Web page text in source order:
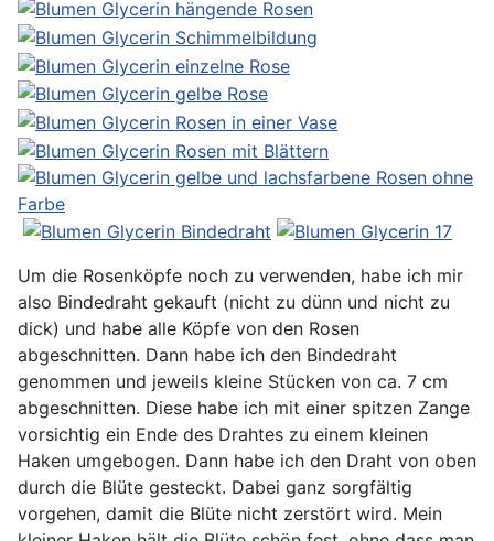
Um die Rosenköpfe noch zu verwenden, habe ich mir
also Bindedraht gekauft (nicht zu dünn und nicht zu
dick) und habe alle Köpfe von den Rosen
abgeschnitten. Dann habe ich den Bindedraht
genommen und jeweils kleine Stücken von ca. 7 cm
abgeschnitten. Diese habe ich mit einer spitzen Zange
vorsichtig ein Ende des Drahtes zu einem kleinen
Haken umgebogen. Dann habe ich den Draht von oben
durch die Blüte gesteckt. Dabei ganz sorgfältig
vorgehen, damit die Blüte nicht zerstört wird. Mein